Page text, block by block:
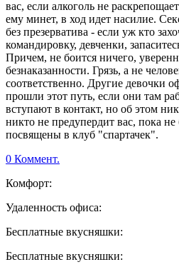
вас, если алкоголь не
ему минет, в ход идет насилие.
без презерватива - если уж кто
командировку, девченки,
Причем, не боится ничего,
безнаказанности. Грязь, а не
соответственно. Другие девочки
прошли этот путь, если они там
вступают в контакт, но об этом
никто не предупердит вас, пока не
посвящены в клуб "спартачек".
0 Коммент.
Комфорт:
Удаленность офиса:
Бесплатные вкусняшки:
Бесплатные вкусняшки: